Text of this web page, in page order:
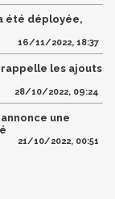
été déployée,
16/11/2022, 18:37
rappelle les ajouts
28/10/2022, 09:24
une
21/10/2022, 00:51